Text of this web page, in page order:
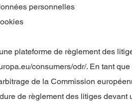
personnelles
plateforme de règlement des
consumers/odr/. En tant
de la Commission
de règlement des litiges devant